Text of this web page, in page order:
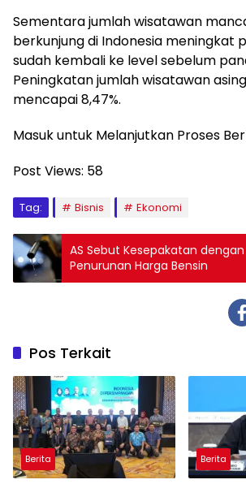
Sementara jumlah wisatawan
berkunjung di Indonesia meningkat
sudah kembali ke level sebelum
Peningkatan jumlah wisatawan
mencapai 8,47%.
Masuk untuk Melanjutkan Proses
Post Views: 58
Tag: Bisnis Ekonomi
AS Sebut Kesepakatan
Penurunan Harga Bensin
Pos Terkait
Berita Berita